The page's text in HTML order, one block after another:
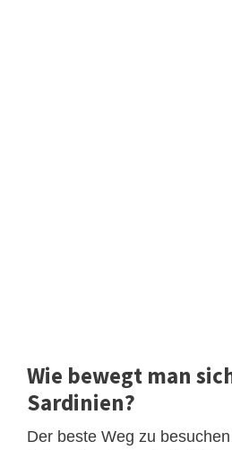
Wie bewegt man
Sardinien?
Der beste Weg zu